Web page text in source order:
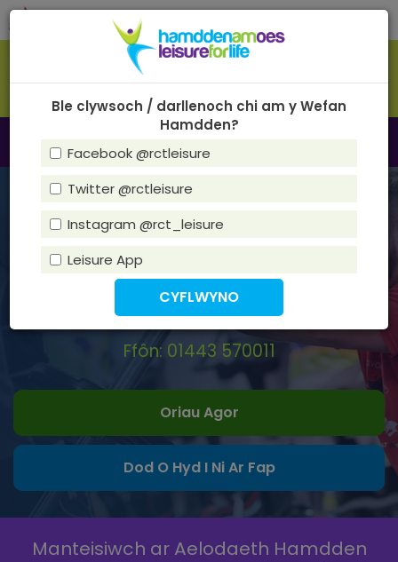
Skip
to
Ble clywsoch / darllenoch chi am y Wefan
Hamdden?
Facebook @rctleisure
Twitter @rctleisure
Instagram @rct_leisure
Leisure App
Canolfan Chwaraeon Cwm
Rhondda
Cyfeiriad: Gelligaled Park, Ystrad, CF41 7SY
CChCwmRhondda@rctcbc.gov.uk
Ffôn: 01443 570011
Oriau Agor
Dod O Hyd I Ni Ar Fap
Manteisiwch ar Aelodaeth Hamdden